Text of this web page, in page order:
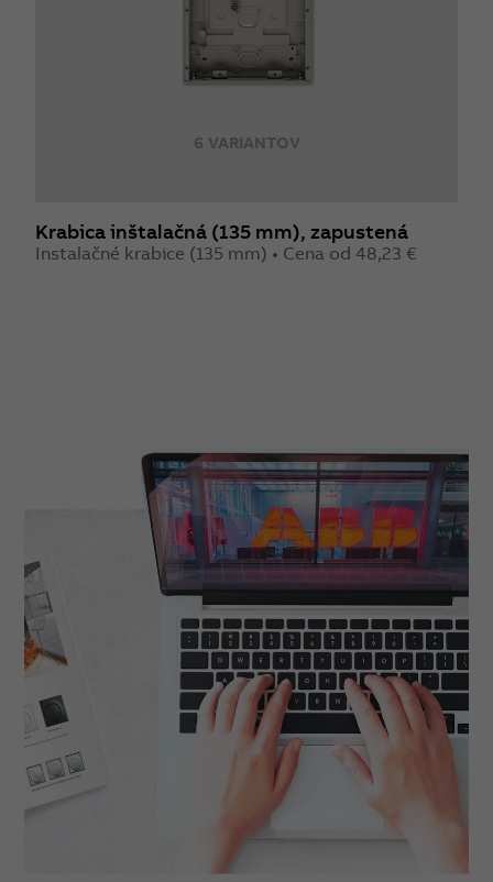
6 VARIANTOV
Krabica inštalačná (135 mm), zapustená
Instalačné krabice (135 mm) • Cena od 48,23 €